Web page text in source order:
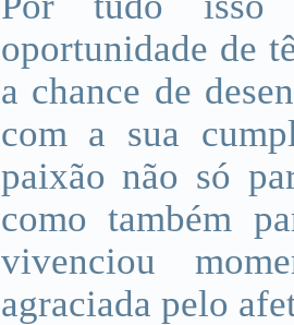
oportunidade de
a chance de
com a sua
paixão não só
como também
vivenciou
agraciada pelo